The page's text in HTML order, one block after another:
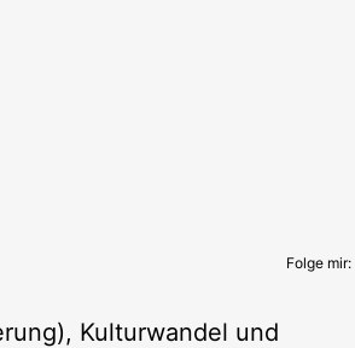
Folge mir:
Kulturwandel und